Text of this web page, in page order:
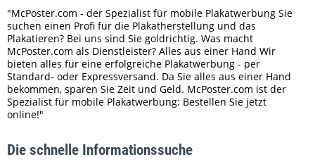
"McPoster.com - der Spezialist für mobile Plakatwerbung Sie
suchen einen Profi für die Plakatherstellung und das
Plakatieren? Bei uns sind Sie goldrichtig. Was macht
McPoster.com als Dienstleister? Alles aus einer Hand Wir
bieten alles für eine erfolgreiche Plakatwerbung - per
Standard- oder Expressversand. Da Sie alles aus einer Hand
bekommen, sparen Sie Zeit und Geld. McPoster.com ist der
Spezialist für mobile Plakatwerbung: Bestellen Sie jetzt
online!"
Die schnelle Informationssuche